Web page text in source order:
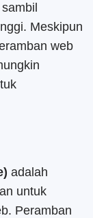
Meskipun
web
adalah
untuk
Peramban